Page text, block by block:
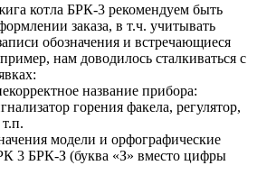
котла БРК-3 рекомендуем быть
заказа, в т.ч. учитывать
обозначения и встречающиеся
нам доводилось сталкиваться с
название прибора:
горения факела, регулятор,
модели и орфографические
3 БРК-З (буква «З» вместо цифры